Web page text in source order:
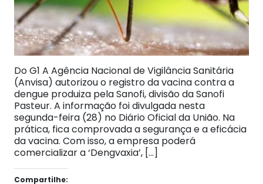
Do G1 A Agência Nacional de Vigilância Sanitária
(Anvisa) autorizou o registro da vacina contra a
dengue produiza pela Sanofi, divisão da Sanofi
Pasteur. A informação foi divulgada nesta
segunda-feira (28) no Diário Oficial da União. Na
prática, fica comprovada a segurança e a eficácia
da vacina. Com isso, a empresa poderá
comercializar a ‘Dengvaxia’, […]
Compartilhe: